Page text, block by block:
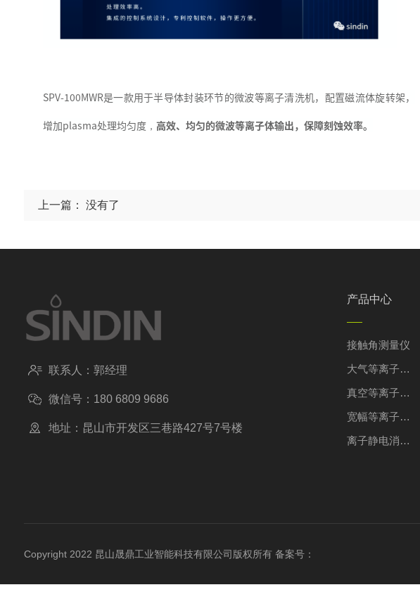
SPV-100MWR是一款用于半导体封装环节的微波等离子清洗机，配置磁流体旋转架，
增加plasma处理均匀度， 高效、均匀的微波等离子体输出，保障刻蚀效率。
上一篇： 没有了
联系人：郭经理
微信号：180 6809 9686
地址：昆山市开发区三巷路427号7号楼
产品中心
接触角测量仪
大气等离子清洗机
真空等离子清洗机
宽幅等离子清洗机
离子静电消除装置
Copyright 2022 昆山晟鼎工业智能科技有限公司版权所有 备案号：